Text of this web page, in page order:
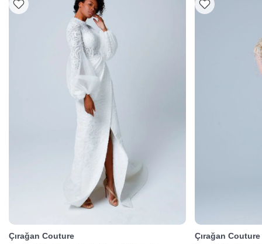
Çırağan Couture
Çırağan Couture